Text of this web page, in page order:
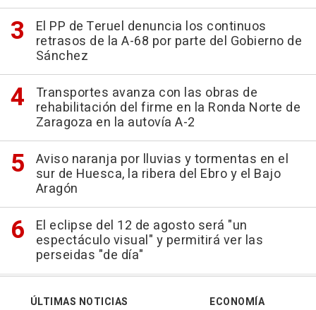
El PP de Teruel denuncia los continuos
retrasos de la A-68 por parte del Gobierno de
Sánchez
Transportes avanza con las obras de
rehabilitación del firme en la Ronda Norte de
Zaragoza en la autovía A-2
Aviso naranja por lluvias y tormentas en el
sur de Huesca, la ribera del Ebro y el Bajo
Aragón
El eclipse del 12 de agosto será "un
espectáculo visual" y permitirá ver las
perseidas "de día"
ÚLTIMAS NOTICIAS
ECONOMÍA